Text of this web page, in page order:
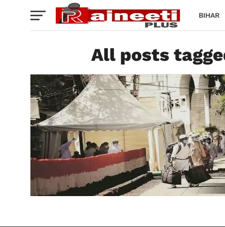
BIHAR
All posts